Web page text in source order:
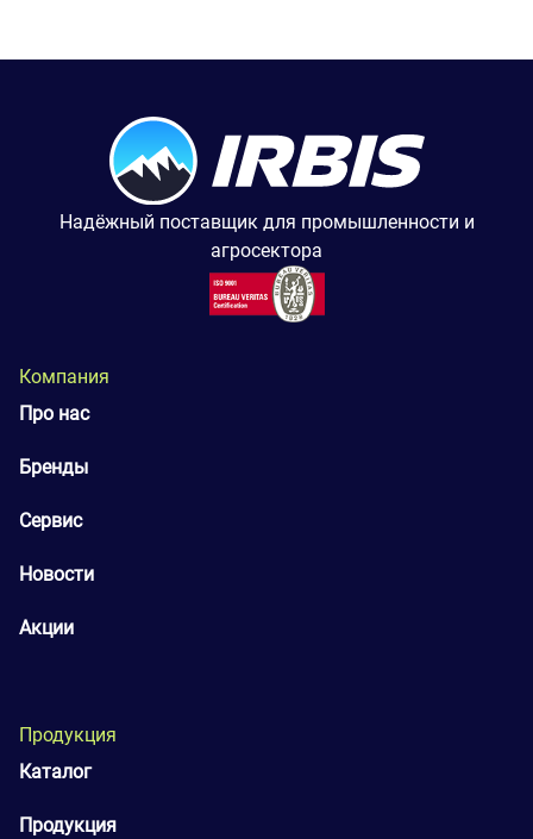
Надёжный поставщик для промышленности и
агросектора
Компания
Про нас
Бренды
Сервис
Новости
Акции
Продукция
Каталог
Продукция